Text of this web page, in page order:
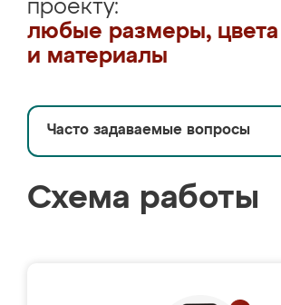
проекту:
любые размеры, цвета
и материалы
Часто задаваемые вопросы
Схема работы